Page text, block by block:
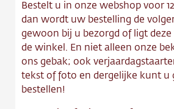
Bestelt u in onze webshop voor 12
dan wordt uw bestelling de
gewoon bij u bezorgd of ligt
de winkel. En niet alleen onze
ons gebak; ook
tekst of foto en dergelijke kunt u
bestellen!